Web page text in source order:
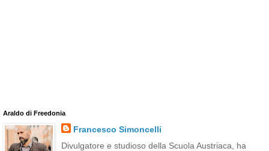
Araldo di Freedonia
Francesco Simoncelli
Divulgatore e studioso della Scuola Austriaca, ha